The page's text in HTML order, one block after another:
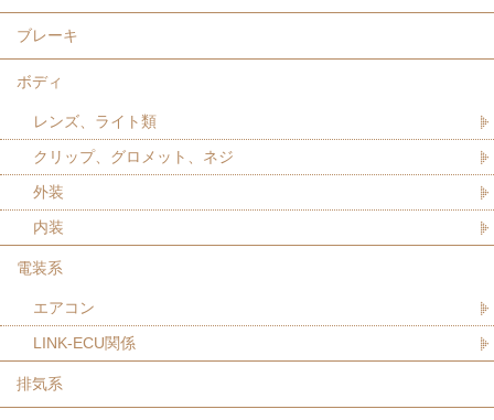
ブレーキ
ボディ
レンズ、ライト類
クリップ、グロメット、ネジ
外装
内装
電装系
エアコン
LINK-ECU関係
排気系